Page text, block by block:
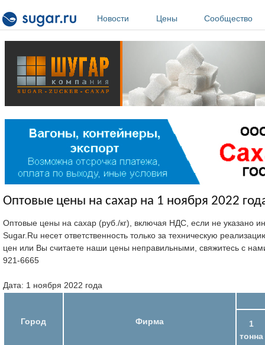
Новости
Цены Сообщество
Оптовые цены на сахар на 1 ноября 2022
Оптовые цены на сахар (руб./кг), включая НДС, если не указано
Sugar.Ru несет ответственность только за техническую
цен или Вы считаете наши цены неправильными, свяжитесь с
921-6665
Дата: 1 ноября 2022 года
Город Фирма
1
тонна